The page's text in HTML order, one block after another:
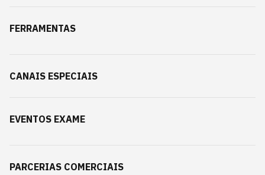
FERRAMENTAS
CANAIS ESPECIAIS
EVENTOS EXAME
PARCERIAS COMERCIAIS